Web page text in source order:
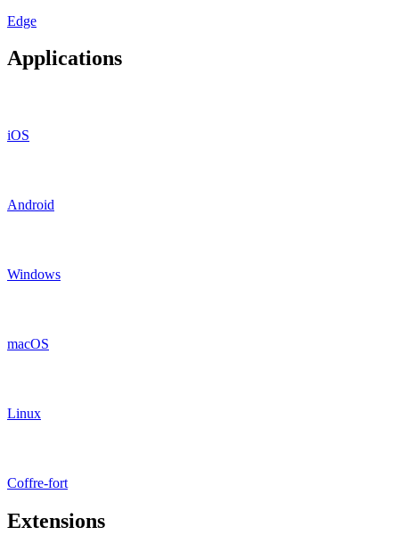
Edge
Applications
iOS
Android
Windows
macOS
Linux
Coffre-fort
Extensions